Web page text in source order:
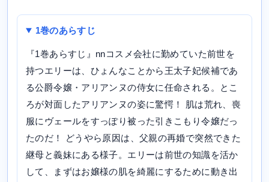
1巻のあらすじ
『1巻あらすじ』nnコスメ会社に勤めていた前世を
持つエリーは、ひょんなことから王太子妃候補であ
る公爵令嬢・アリアンヌの侍女に任命される。とこ
ろが対面したアリアンヌの姿に驚愕！ 肌は荒れ、喪
服にヴェールをすっぽり被った引きこもり令嬢だっ
たのだ！ どうやら原因は、父親の再婚で突然できた
継母と義妹にある様子。エリーは前世の知識を活か
して、まずはお嬢様の肌を綺麗にするために動き出